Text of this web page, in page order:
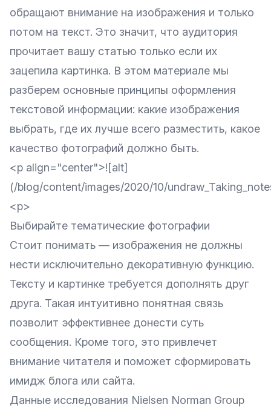
обращают внимание на изображения и только
потом на текст. Это значит, что аудитория
прочитает вашу статью только если их
зацепила картинка. В этом материале мы
разберем основные принципы оформления
текстовой информации: какие изображения
выбрать, где их лучше всего разместить, какое
качество фотографий должно быть.
<p align="center">![alt]
(/blog/content/images/2020/10/
<p>
Выбирайте тематические фотографии
Стоит понимать — изображения не должны
нести исключительно декоративную функцию.
Тексту и картинке требуется дополнять друг
друга. Такая интуитивно понятная связь
позволит эффективнее донести суть
сообщения. Кроме того, это привлечет
внимание читателя и поможет сформировать
имидж блога или сайта.
Данные исследования Nielsen Norman Group